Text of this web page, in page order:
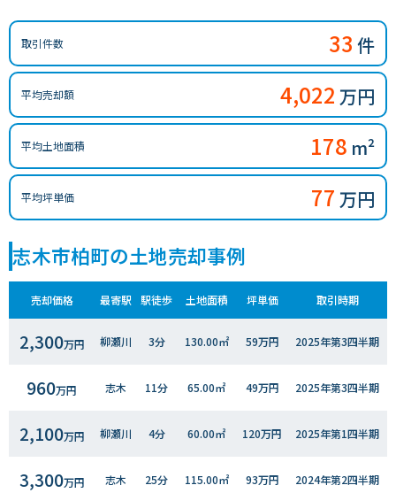
取引件数 33 件
平均売却額 4,022 万円
平均土地面積 178 m²
平均坪単価 77 万円
志木市柏町の土地売却事例
売却価格 最寄駅 駅徒歩 土地面積 坪単価 取引時期
2,300万円 柳瀬川 3分 130.00㎡ 59万円 2025年第3四半期
960万円 志木 11分 65.00㎡ 49万円 2025年第3四半期
2,100万円 柳瀬川 4分 60.00㎡ 120万円 2025年第1四半期
3,300万円 志木 25分 115.00㎡ 93万円 2024年第2四半期